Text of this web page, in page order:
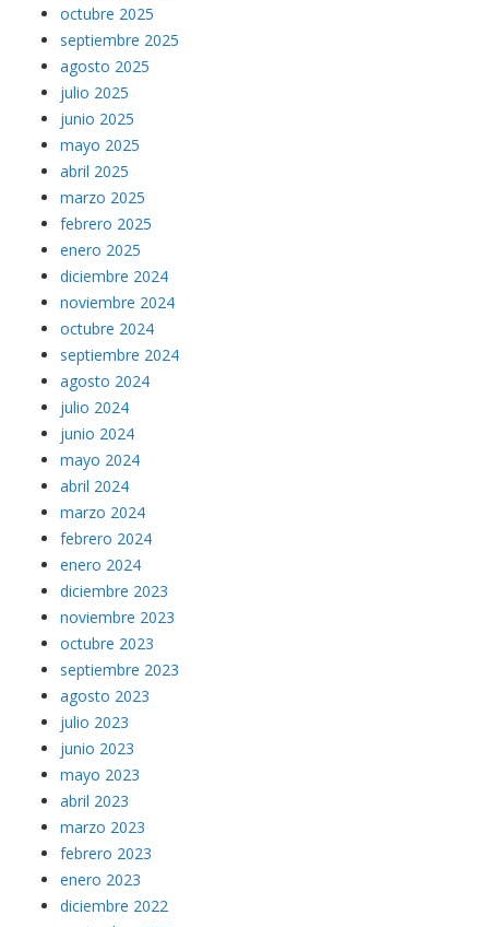
octubre 2025
septiembre 2025
agosto 2025
julio 2025
junio 2025
mayo 2025
abril 2025
marzo 2025
febrero 2025
enero 2025
diciembre 2024
noviembre 2024
octubre 2024
septiembre 2024
agosto 2024
julio 2024
junio 2024
mayo 2024
abril 2024
marzo 2024
febrero 2024
enero 2024
diciembre 2023
noviembre 2023
octubre 2023
septiembre 2023
agosto 2023
julio 2023
junio 2023
mayo 2023
abril 2023
marzo 2023
febrero 2023
enero 2023
diciembre 2022